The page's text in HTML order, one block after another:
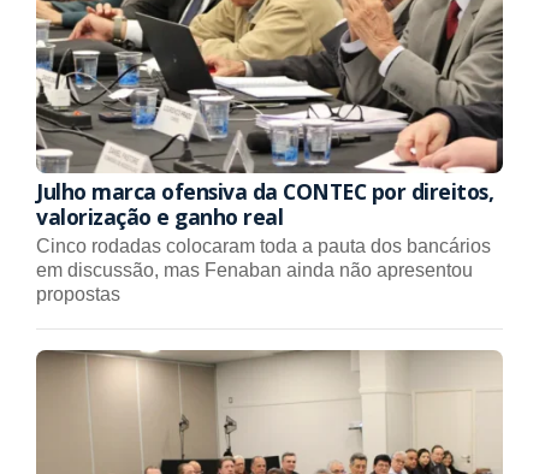
Julho marca ofensiva da CONTEC por direitos,
valorização e ganho real
Cinco rodadas colocaram toda a pauta dos bancários
em discussão, mas Fenaban ainda não apresentou
propostas